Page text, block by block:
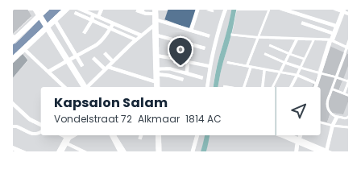
Kapsalon Salam
Vondelstraat 72 Alkmaar 1814 AC